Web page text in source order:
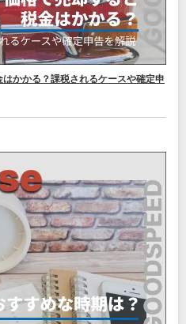
かかる？課税されるケースや確定申